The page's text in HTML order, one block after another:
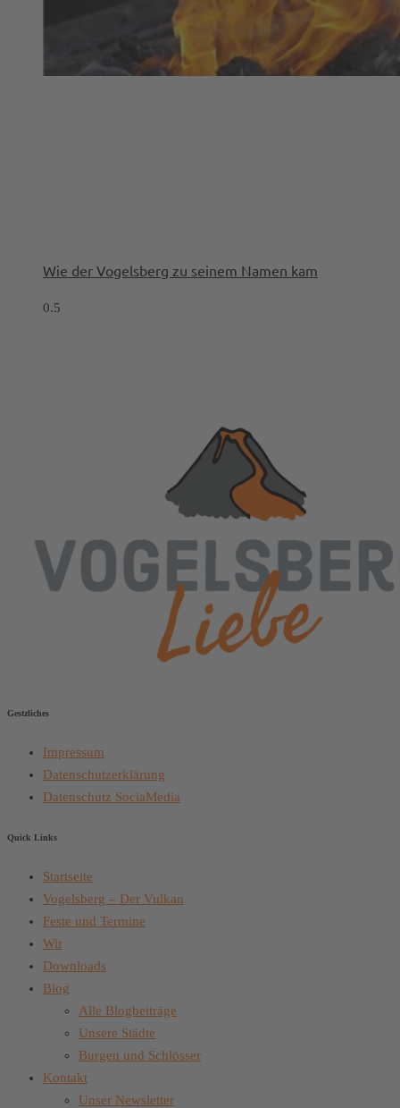
Wie der Vogelsberg zu seinem Namen kam
Gestzliches
Impressum
Datenschutzerklärung
Datenschutz SociaMedia
Quick Links
Startseite
Vogelsberg – Der Vulkan
Feste und Termine
Wir
Downloads
Blog
Alle Blogbeiträge
Unsere Städte
Burgen und Schlösser
Kontakt
Unser Newsletter